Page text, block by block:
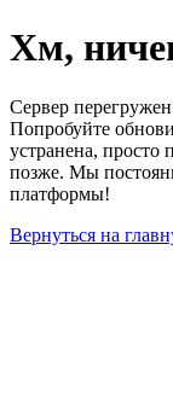
Хм,
Сервер
Попробуйте
устранена, просто
позже. Мы
платформы!
Вернуться на